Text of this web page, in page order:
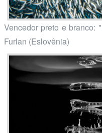
Vencedor preto e branco:
Furlan (Eslovênia)